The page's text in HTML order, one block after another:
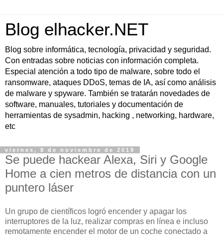
Blog elhacker.NET
Blog sobre informática, tecnología, privacidad y seguridad.
Con entradas sobre noticias con información completa.
Especial atención a todo tipo de malware, sobre todo el
ransomware, ataques DDoS, temas de IA, así como análisis
de malware y spyware. También se tratarán novedades de
software, manuales, tutoriales y documentación de
herramientas de sysadmin, hacking , networking, hardware,
etc
viernes, 8 de noviembre de 2019
Se puede hackear Alexa, Siri y Google
Home a cien metros de distancia con un
puntero láser
Un grupo de científicos logró encender y apagar los
interruptores de la luz, realizar compras en línea e incluso
remotamente encender el motor de un coche conectado a